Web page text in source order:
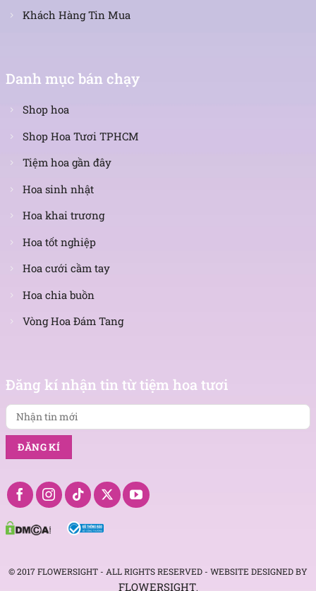
Khách Hàng Tin Mua
Danh mục bán chạy
Shop hoa
Shop Hoa Tươi TPHCM
Tiệm hoa gần đây
Hoa sinh nhật
Hoa khai trương
Hoa tốt nghiệp
Hoa cưới cầm tay
Hoa chia buồn
Vòng Hoa Đám Tang
Đăng kí nhận tin từ tiệm hoa tươi
tin
mới
© 2017 FLOWERSIGHT - ALL RIGHTS RESERVED - WEBSITE DESIGNED BY
FLOWERSIGHT.